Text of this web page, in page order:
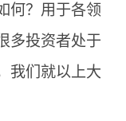
何？用于各领
多投资者处于
我们就以上大